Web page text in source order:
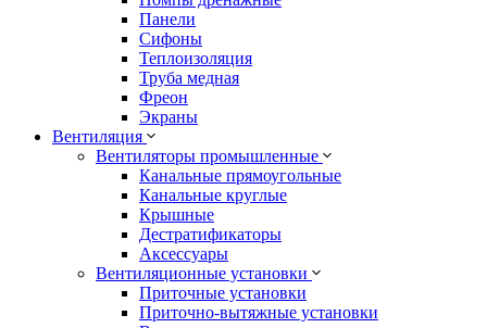
Панели
Сифоны
Теплоизоляция
Труба медная
Фреон
Экраны
Вентиляция
Вентиляторы промышленные
Канальные прямоугольные
Канальные круглые
Крышные
Дестратификаторы
Аксессуары
Вентиляционные установки
Приточные установки
Приточно-вытяжные установки